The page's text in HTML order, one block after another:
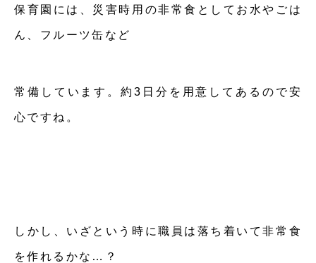
保育園には、災害時用の非常食としてお水やごは
ん、フルーツ缶など
常備しています。約3日分を用意してあるので安
心ですね。
しかし、いざという時に職員は落ち着いて非常食
を作れるかな…？